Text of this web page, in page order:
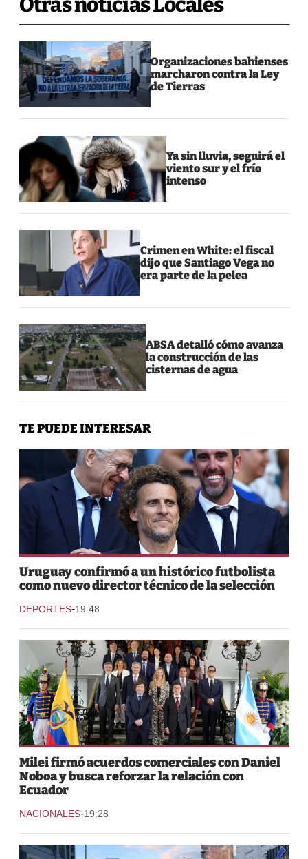
Otras noticias Locales
Organizaciones bahienses
marcharon contra la Ley
de Tierras
Ya sin lluvia, seguirá el
viento sur y el frío
intenso
Crimen en White: el fiscal
dijo que Santiago Vega no
era parte de la pelea
ABSA detalló cómo avanza
la construcción de las
cisternas de agua
TE PUEDE INTERESAR
Uruguay confirmó a un histórico futbolista
como nuevo director técnico de la selección
DEPORTES-19:48
Milei firmó acuerdos comerciales con Daniel
Noboa y busca reforzar la relación con
Ecuador
NACIONALES-19:28